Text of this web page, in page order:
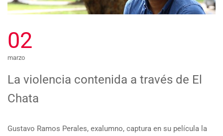
02
marzo
La violencia contenida a través de El
Chata
Gustavo Ramos Perales, exalumno, captura en su película la